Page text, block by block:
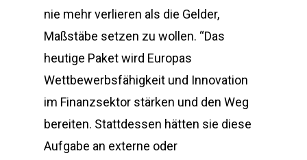
nie mehr verlieren als die Gelder,
Maßstäbe setzen zu wollen. “Das
heutige Paket wird Europas
Wettbewerbsfähigkeit und Innovation
im Finanzsektor stärken und den Weg
bereiten. Stattdessen hätten sie diese
Aufgabe an externe oder